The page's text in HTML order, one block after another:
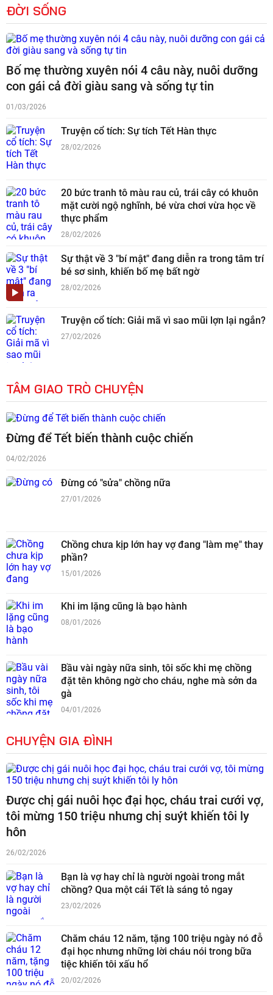
ĐỜI SỐNG
Bố mẹ thường xuyên nói 4 câu này, nuôi dưỡng
con gái cả đời giàu sang và sống tự tin
01/03/2026
Truyện cổ tích: Sự tích Tết Hàn thực
28/02/2026
20 bức tranh tô màu rau củ, trái cây có khuôn
mặt cười ngộ nghĩnh, bé vừa chơi vừa học về
thực phẩm
28/02/2026
Sự thật về 3 "bí mật" đang diễn ra trong tâm trí
bé sơ sinh, khiến bố mẹ bất ngờ
28/02/2026
Truyện cổ tích: Giải mã vì sao mũi lợn lại ngắn?
27/02/2026
TÂM GIAO TRÒ CHUYỆN
Đừng để Tết biến thành cuộc chiến
04/02/2026
Đừng có "sửa" chồng nữa
27/01/2026
Chồng chưa kịp lớn hay vợ đang "làm mẹ" thay
phần?
15/01/2026
Khi im lặng cũng là bạo hành
08/01/2026
Bầu vài ngày nữa sinh, tôi sốc khi mẹ chồng
đặt tên không ngờ cho cháu, nghe mà sởn da
gà
04/01/2026
CHUYỆN GIA ĐÌNH
Được chị gái nuôi học đại học, cháu trai cưới vợ,
tôi mừng 150 triệu nhưng chị suýt khiến tôi ly
hôn
26/02/2026
Bạn là vợ hay chỉ là người ngoài trong mắt
chồng? Qua một cái Tết là sáng tỏ ngay
23/02/2026
Chăm cháu 12 năm, tặng 100 triệu ngày nó đỗ
đại học nhưng những lời cháu nói trong bữa
tiệc khiến tôi xấu hổ
20/02/2026